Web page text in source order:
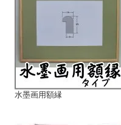
水墨画用額縁